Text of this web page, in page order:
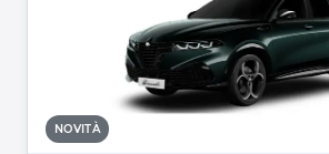
NOVITÀ